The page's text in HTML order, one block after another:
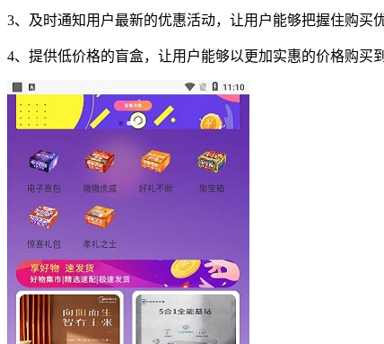
3、及时通知用户最新的优惠活动，让用户能够把握住购买
4、提供低价格的盲盒，让用户能够以更加实惠的价格购买